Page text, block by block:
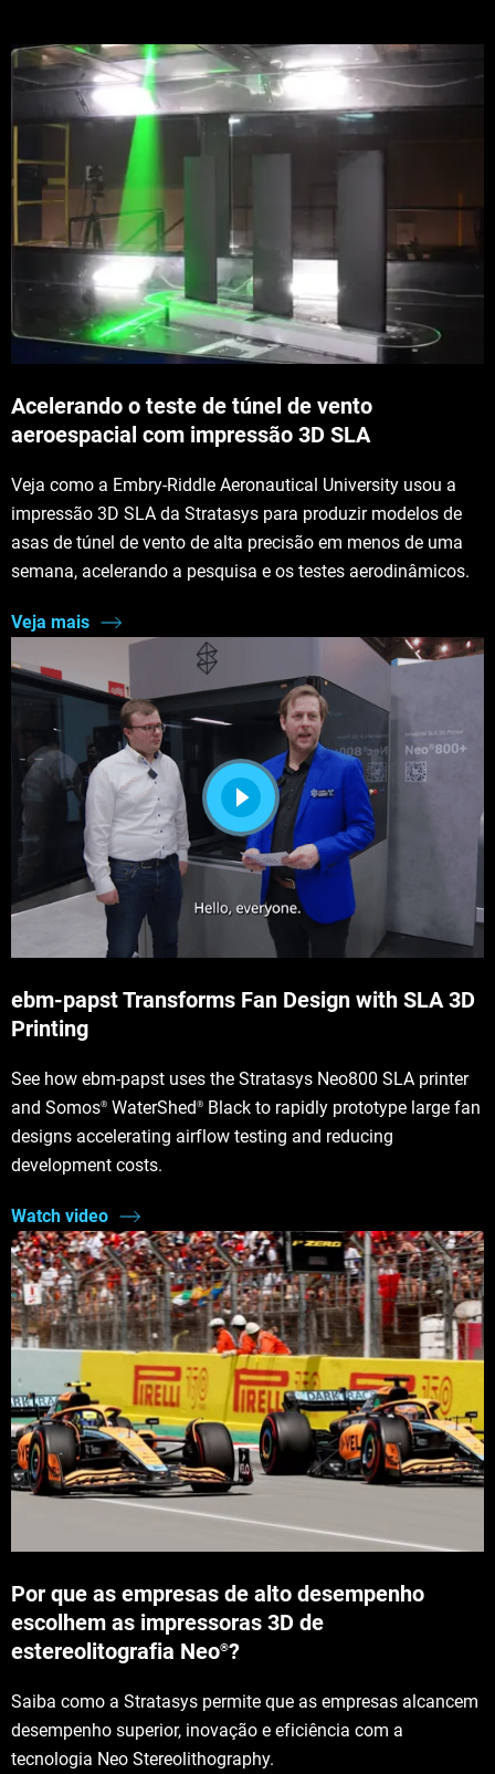
Acelerando o teste de túnel de vento
aeroespacial com impressão 3D SLA
Veja como a Embry-Riddle Aeronautical University usou a
impressão 3D SLA da Stratasys para produzir modelos de
asas de túnel de vento de alta precisão em menos de uma
semana, acelerando a pesquisa e os testes aerodinâmicos.
Veja mais
ebm‑papst Transforms Fan Design with SLA 3D
Printing
See how ebm-papst uses the Stratasys Neo800 SLA printer
and Somos® WaterShed® Black to rapidly prototype large fan
designs accelerating airflow testing and reducing
development costs.
Watch video
Por que as empresas de alto desempenho
escolhem as impressoras 3D de
estereolitografia Neo®?
Saiba como a Stratasys permite que as empresas alcancem
desempenho superior, inovação e eficiência com a
tecnologia Neo Stereolithography.